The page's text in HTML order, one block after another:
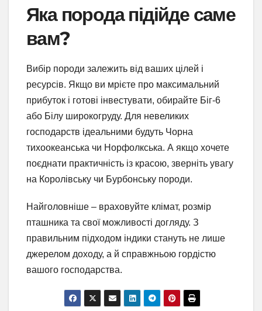
Яка порода підійде саме
вам?
Вибір породи залежить від ваших цілей і
ресурсів. Якщо ви мрієте про максимальний
прибуток і готові інвестувати, обирайте Біг-6
або Білу широкогруду. Для невеликих
господарств ідеальними будуть Чорна
тихоокеанська чи Норфолкська. А якщо хочете
поєднати практичність із красою, зверніть увагу
на Королівську чи Бурбонську породи.
Найголовніше – враховуйте клімат, розмір
пташника та свої можливості догляду. З
правильним підходом індики стануть не лише
джерелом доходу, а й справжньою гордістю
вашого господарства.